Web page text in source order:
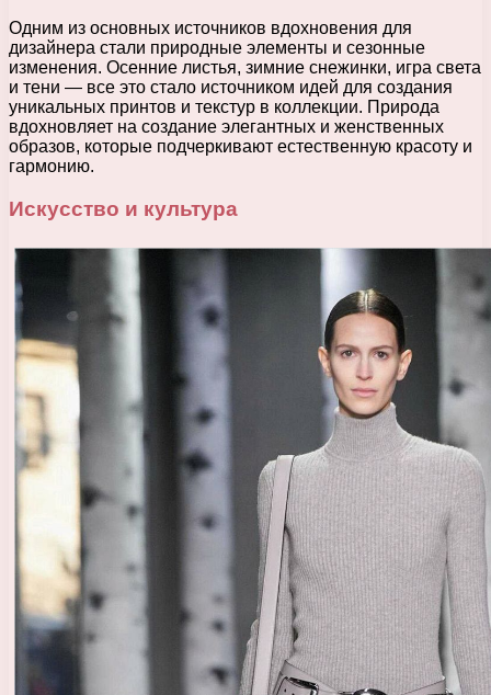
Одним из основных источников вдохновения для
дизайнера стали природные элементы и сезонные
изменения. Осенние листья, зимние снежинки, игра света
и тени — все это стало источником идей для создания
уникальных принтов и текстур в коллекции. Природа
вдохновляет на создание элегантных и женственных
образов, которые подчеркивают естественную красоту и
гармонию.
Искусство и культура